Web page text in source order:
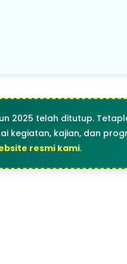
2025 telah ditutup.
kegiatan, kajian, dan
resmi kami.